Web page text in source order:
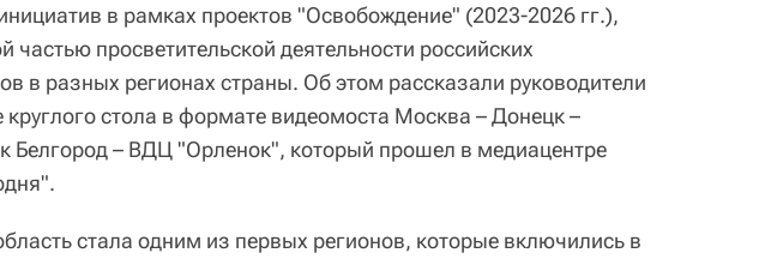
в рамках проектов "Освобождение" (2023-2026 гг.),
частью просветительской деятельности российских
в разных регионах страны. Об этом рассказали руководители
круглого стола в формате видеомоста Москва – Донецк –
Белгород – ВДЦ "Орленок", который прошел в медиацентре
стала одним из первых регионов, которые включились в